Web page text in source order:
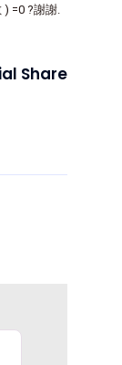
=0 ?謝謝.
Share